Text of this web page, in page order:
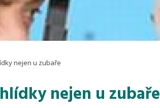
nejen u zubaře
nejen u zubaře